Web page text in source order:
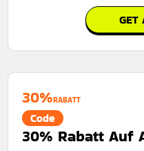
GET
30%RABATT
Code
30% Rabatt Auf